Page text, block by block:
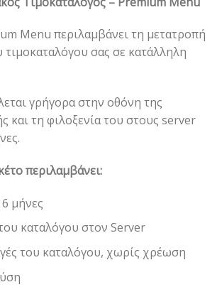
Menu περιλαμβάνει τη μετατροπή
σας σε κατάλληλη
γρήγορα στην οθόνη της
και τη φιλοξενία του στους server
περιλαμβάνει:
μήνες
καταλόγου στον Server
του καταλόγου, χωρίς χρέωση